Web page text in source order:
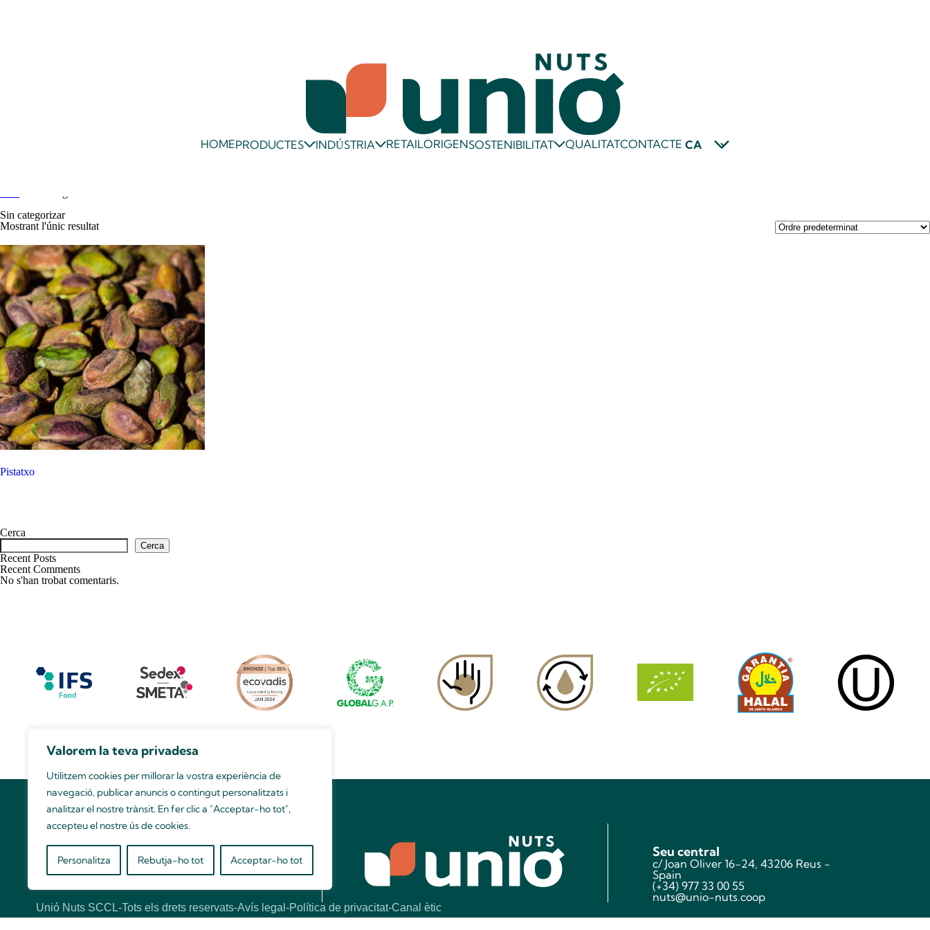
Valorem la teva privadesa
navegació, publicar anuncis o contingut personalitzats i
analitzar el nostre trànsit. En fer clic a "Acceptar-ho tot",
accepteu el nostre ús de cookies.
INDÚSTRIA RETAILORIGEN SOSTENIBILITAT QUALITAT
Sin categorizar
Mostrant l'únic resultat
Pistatxo
Cerca
Cerca
Recent Posts
Recent Comments
No s'han trobat comentaris.
Vols conèixer-nos millor?
Contacta amb el nostre equip de vendes!
Hola
Seu central
c/ Joan Oliver 16-24, 43206 Reus -
Spain
(+34) 977 33 00 55
nuts@unio-nuts.coop
Unió Nuts SCCL-Tots els drets reservats-Avís legal Política de privacitat Canal ètic